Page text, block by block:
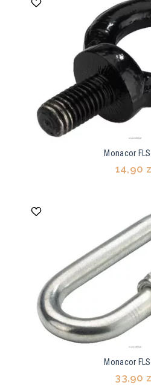
Monacor
14,90
Monacor
33,90